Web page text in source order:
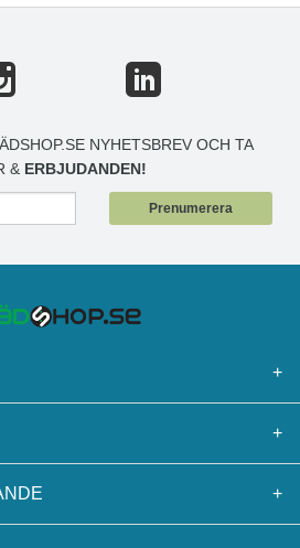
NYHETSBREV OCH TA
& ERBJUDANDEN!
Prenumerera
+
+
+